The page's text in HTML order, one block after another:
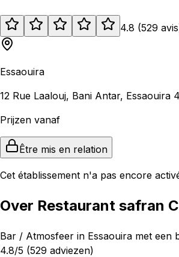
4.8 (529 avis
Essaouira
12 Rue Laalouj, Bani Antar, Essaouira
Prijzen vanaf
Être mis en relation
Cet établissement n'a pas encore
Over Restaurant safran
Bar / Atmosfeer in Essaouira met een
4.8/5 (529 adviezen)